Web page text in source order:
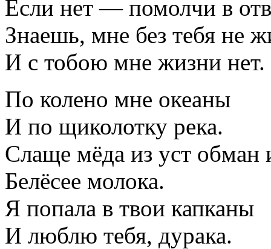
Если нет — помолчи в
Знаешь, мне без тебя не
И с тобою мне жизни нет.
По колено мне океаны
И по щиколотку река.
Слаще мёда из уст обман
Белёсее молока.
Я попала в твои капканы
И люблю тебя, дурака.